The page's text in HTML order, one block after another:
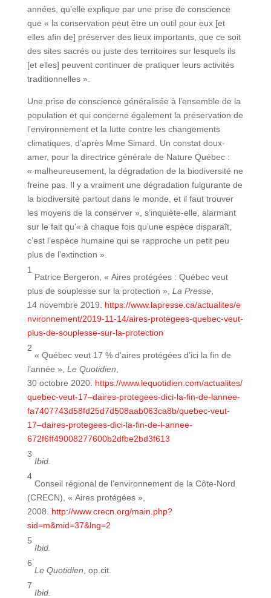
années, qu’elle explique par une prise de conscience
que « la conservation peut être un outil pour eux [et
elles afin de] préserver des lieux importants, que ce soit
des sites sacrés ou juste des territoires sur lesquels ils
[et elles] peuvent continuer de pratiquer leurs activités
traditionnelles ».
Une prise de conscience généralisée à l’ensemble de la
population et qui concerne également la préservation de
l’environnement et la lutte contre les changements
climatiques, d’après Mme Simard. Un constat doux-
amer, pour la directrice générale de Nature Québec :
« malheureusement, la dégradation de la biodiversité ne
freine pas. Il y a vraiment une dégradation fulgurante de
la biodiversité partout dans le monde, et il faut trouver
les moyens de la conserver », s’inquiète-elle, alarmant
sur le fait qu’« à chaque fois qu’une espèce disparaît,
c’est l’espèce humaine qui se rapproche un petit peu
plus de l’extinction ».
1
Patrice Bergeron, « Aires protégées : Québec veut
plus de souplesse sur la protection », La Presse,
14 novembre 2019. https://www.lapresse.ca/actualites/e
nvironnement/2019-11-14/aires-protegees-quebec-veut-
plus-de-souplesse-sur-la-protection
2
« Québec veut 17 % d’aires protégées d’ici la fin de
l’année », Le Quotidien
30 octobre 2020. https://www.lequotidien.com/actualites/
quebec-veut-17–daires-protegees-dici-la-fin-de-lannee-
fa7407743d58fd25d7d508aab063ca8b/quebec-veut-
17–daires-protegees-dici-la-fin-de-l-annee-
672f6ff49008277600b2dfbe2bd3f613
3
Ibid.
4
Conseil régional de l’environnement de la Côte-Nord
(CRECN), « Aires protégées »,
2008. http://www.crecn.org/main.php?
sid=m&mid=37&lng=2
5
Ibid.
6
Le Quotidien , op.cit.
7
Ibid.